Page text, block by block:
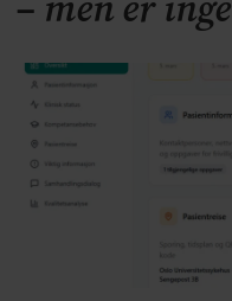
– men er